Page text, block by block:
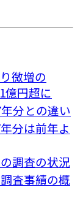
微増の
円超に
分との違い
分は前年よ
調査の状況
査事績の概